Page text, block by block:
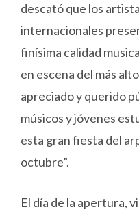
descató que los
internacionales
finísima calidad
en escena del más
apreciado y querido
músicos y jóvenes
esta gran fiesta del
octubre”.
El día de la apertura,